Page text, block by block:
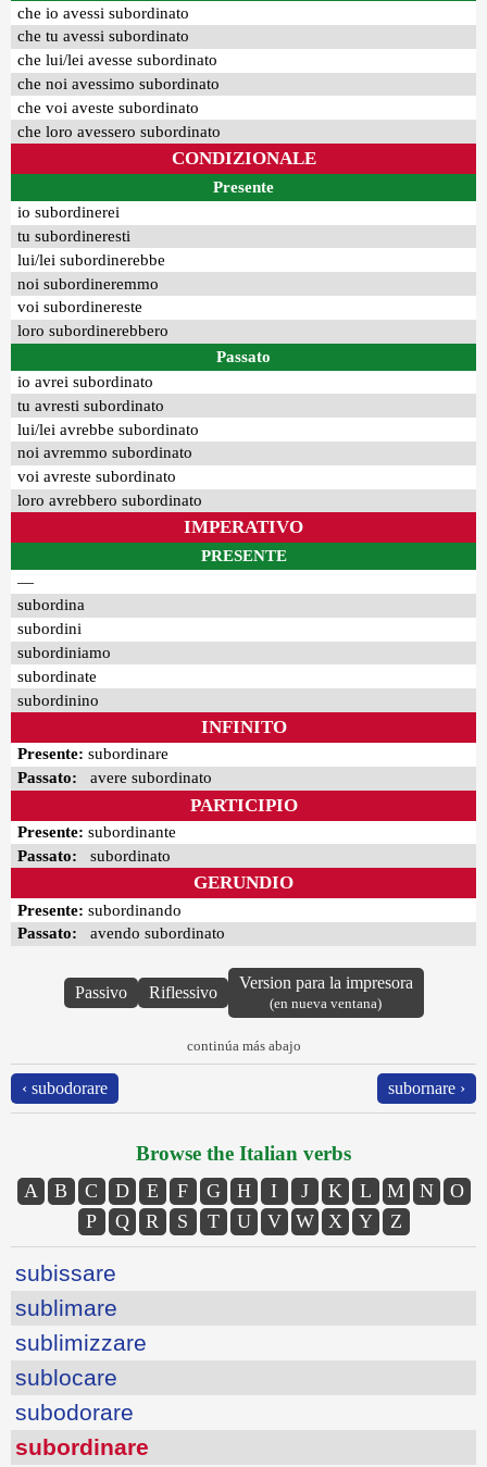
che io avessi subordinato
che tu avessi subordinato
che lui/lei avesse subordinato
che noi avessimo subordinato
che voi aveste subordinato
che loro avessero subordinato
CONDIZIONALE
Presente
io subordinerei
tu subordineresti
lui/lei subordinerebbe
noi subordineremmo
voi subordinereste
loro subordinerebbero
Passato
io avrei subordinato
tu avresti subordinato
lui/lei avrebbe subordinato
noi avremmo subordinato
voi avreste subordinato
loro avrebbero subordinato
IMPERATIVO
PRESENTE
—
subordina
subordini
subordiniamo
subordinate
subordinino
INFINITO
Presente: subordinare
Passato: avere subordinato
PARTICIPIO
Presente: subordinante
Passato: subordinato
GERUNDIO
Presente: subordinando
Passato: avendo subordinato
Passivo Riflessivo
Version para la impresora
(en nueva ventana)
continúa más abajo
‹ subodorare subornare ›
Browse the Italian verbs
A B C D E F G H I J K L M N
O
P
Q R S T U V W X Y Z
subissare
sublimare
sublimizzare
sublocare
subodorare
subordinare